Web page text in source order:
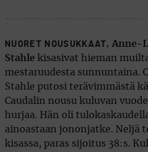
NUORET NOUSUKKAAT, Anne-
Stahle kisasivat hieman
mestaruudesta sunnuntaina.
Stahle putosi terävimmästä
Caudalin nousu kuluvan
hurjaa. Hän oli
ainoastaan jononjatke. Neljä
kisassa, paras sijoitus 38:s.